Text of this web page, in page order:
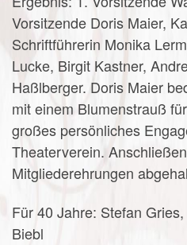
Vorsitzende Doris Maier,
Schriftführerin Monika
Lucke, Birgit Kastner,
Haßlberger. Doris Maier
mit einem Blumenstrauß
großes persönliches
Theaterverein.
Mitgliederehrungen
Für 40 Jahre: Stefan
Biebl